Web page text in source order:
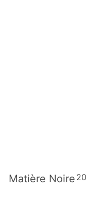
Matière Noire